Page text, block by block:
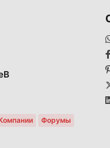
Форумы